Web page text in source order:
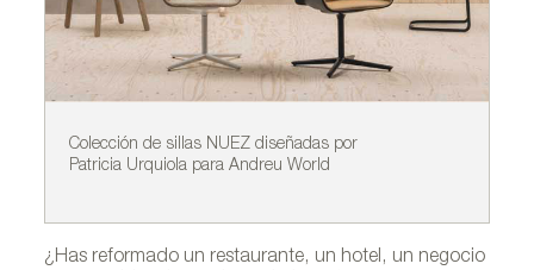
Colección de sillas NUEZ diseñadas por
Patricia Urquiola para Andreu World
¿Has reformado un restaurante, un hotel, un negocio